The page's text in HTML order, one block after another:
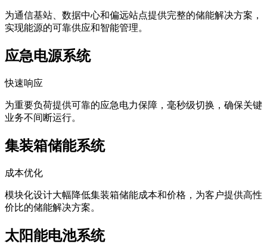
为通信基站、数据中心和偏远站点提供完整的储能解决方案，
实现能源的可靠供应和智能管理。
应急电源系统
快速响应
为重要负荷提供可靠的应急电力保障，毫秒级切换，确保关键
业务不间断运行。
集装箱储能系统
成本优化
模块化设计大幅降低集装箱储能成本和价格，为客户提供高性
价比的储能解决方案。
太阳能电池系统